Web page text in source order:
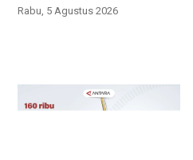
Rabu, 5 Agustus 2026